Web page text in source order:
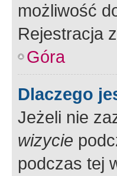
możliwość
Rejestracja
Góra
Dlaczego
Jeżeli nie
wizycie
podczas tej